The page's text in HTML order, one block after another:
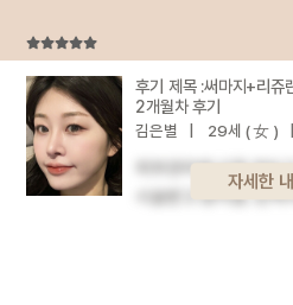
후에 관리까지 어떻
맞춤으로구체적인 가
신뢰가 확 생기더라고
있었지만 병원에서 해
따로 주기적으로 받고
해주셨어요ㅎㅎ1주차
환절기임에도 불구하
생기있어졌고요ㅎㅎ
정리되더니1개월차
중요하다고 생각하거
투자할만하다고 생각
마음먹었었구요!다행히
할인이벤트중이었어서
같아요 ㅎㅎ암튼 시술
이것저것 보면서 피부
디자인받았구요~!올
스킨부스터는 비타란
써마지+리쥬
2개월차 후기
김은별 29세 ( 女 )
피부관리에 신경 안쓰
시술받고 왔어욤..탄
맞고 2개월이 지난 지
중이랍니당새해맞이
자세한